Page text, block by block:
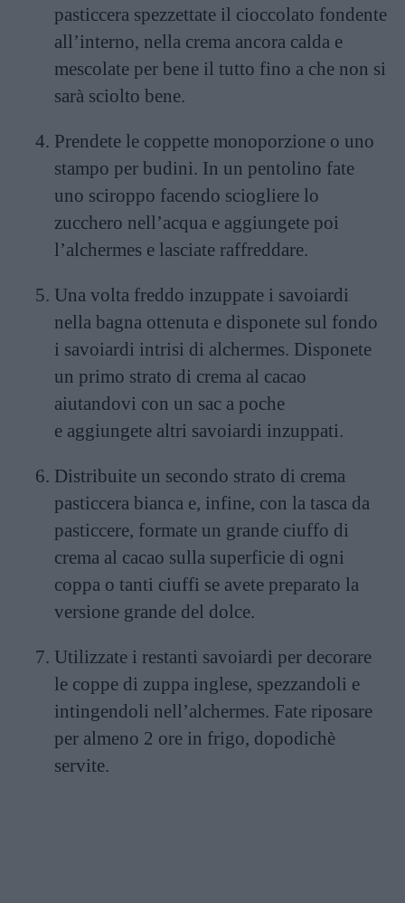
pasticcera spezzettate il cioccolato fondente
all’interno, nella crema ancora calda e
mescolate per bene il tutto fino a che non si
sarà sciolto bene.
Prendete le coppette monoporzione o uno
stampo per budini. In un pentolino fate
uno sciroppo facendo sciogliere lo
zucchero nell’acqua e aggiungete poi
l’alchermes e lasciate raffreddare.
Una volta freddo inzuppate i savoiardi
nella bagna ottenuta e disponete sul fondo
i savoiardi intrisi di alchermes. Disponete
un primo strato di crema al cacao
aiutandovi con un sac a poche
e aggiungete altri savoiardi inzuppati.
Distribuite un secondo strato di crema
pasticcera bianca e, infine, con la tasca da
pasticcere, formate un grande ciuffo di
crema al cacao sulla superficie di ogni
coppa o tanti ciuffi se avete preparato la
versione grande del dolce.
Utilizzate i restanti savoiardi per decorare
le coppe di zuppa inglese, spezzandoli e
intingendoli nell’alchermes. Fate riposare
per almeno 2 ore in frigo, dopodichè
servite.